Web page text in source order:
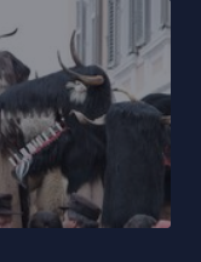
amici o famiglia.
servite le „Keschtn“,
fuoco. Inoltre, ci
fatte in casa o
in bellezza. E?
vi segnalerà i